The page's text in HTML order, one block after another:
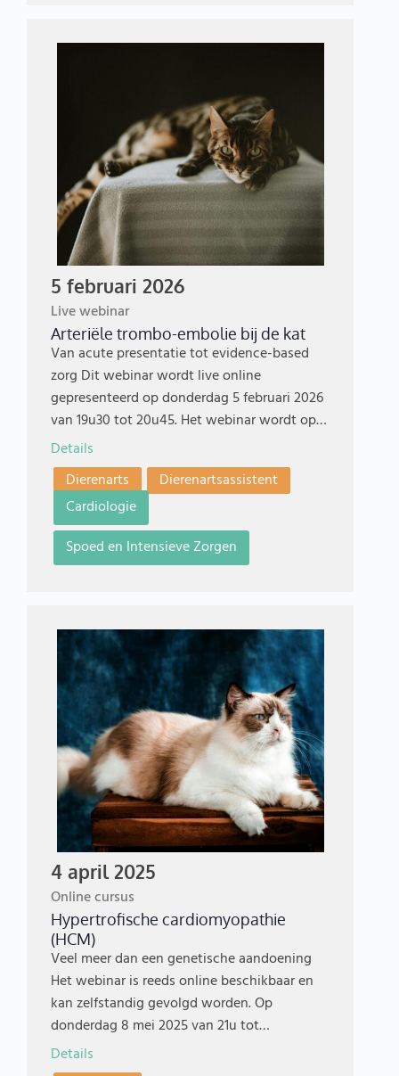
5 februari 2026
Live webinar
Arteriële trombo-embolie bij de kat
Van acute presentatie tot evidence-based
zorg Dit webinar wordt live online
gepresenteerd op donderdag 5 februari 2026
van 19u30 tot 20u45. Het webinar wordt op…
Details
Dierenarts
Dierenartsassistent
Cardiologie
Spoed en Intensieve Zorgen
4 april 2025
Online cursus
Hypertrofische cardiomyopathie
(HCM)
Veel meer dan een genetische aandoening
Het webinar is reeds online beschikbaar en
kan zelfstandig gevolgd worden. Op
donderdag 8 mei 2025 van 21u tot…
Details